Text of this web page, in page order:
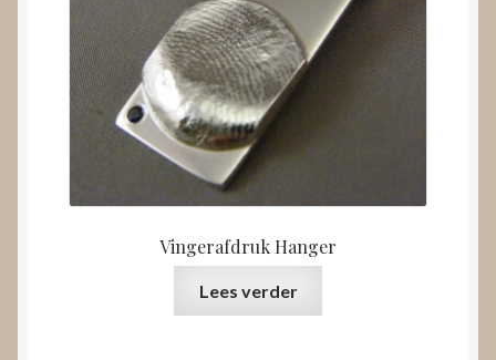
Vingerafdruk Hanger
Lees verder